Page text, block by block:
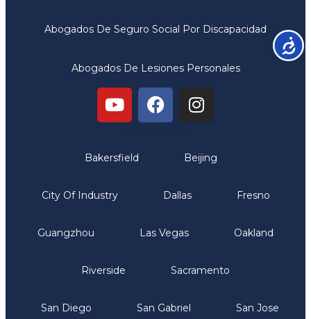
Abogados De Seguro Social Por Discapacidad
Abogados De Lesiones Personales
Bakersfield Beijing
City Of Industry Dallas Fresno
Guangzhou Las Vegas Oakland
Riverside Sacramento
San Diego San Gabriel San Jose